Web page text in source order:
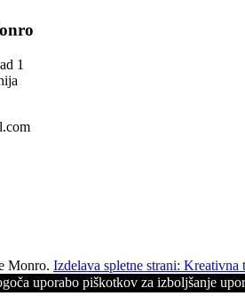
1
Monro. Izdelava spletne strani: Kreativna
uporabo piškotkov za izboljšanje